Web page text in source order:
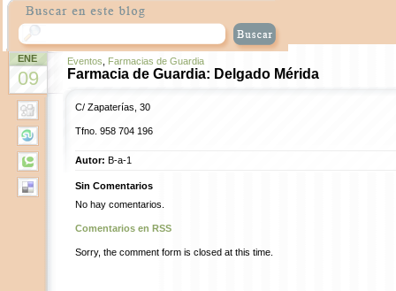
ENE
09
Eventos Farmacias de Guardia
Farmacia de Guardia: Delgado Mérida
C/ Zapaterías, 30
Tfno. 958 704 196
Autor: B-a-1
Sin Comentarios
No hay comentarios.
Comentarios en RSS
Sorry, the comment form is closed at this time.